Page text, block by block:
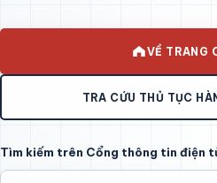
VỀ TRANG
TRA CỨU THỦ TỤC
Tìm kiếm trên Cổng thông tin điện